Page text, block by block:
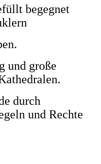
begegnet
und große
durch
und Rechte